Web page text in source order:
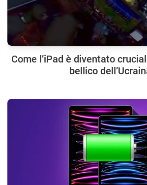
Come l’iPad è diventato
bellico